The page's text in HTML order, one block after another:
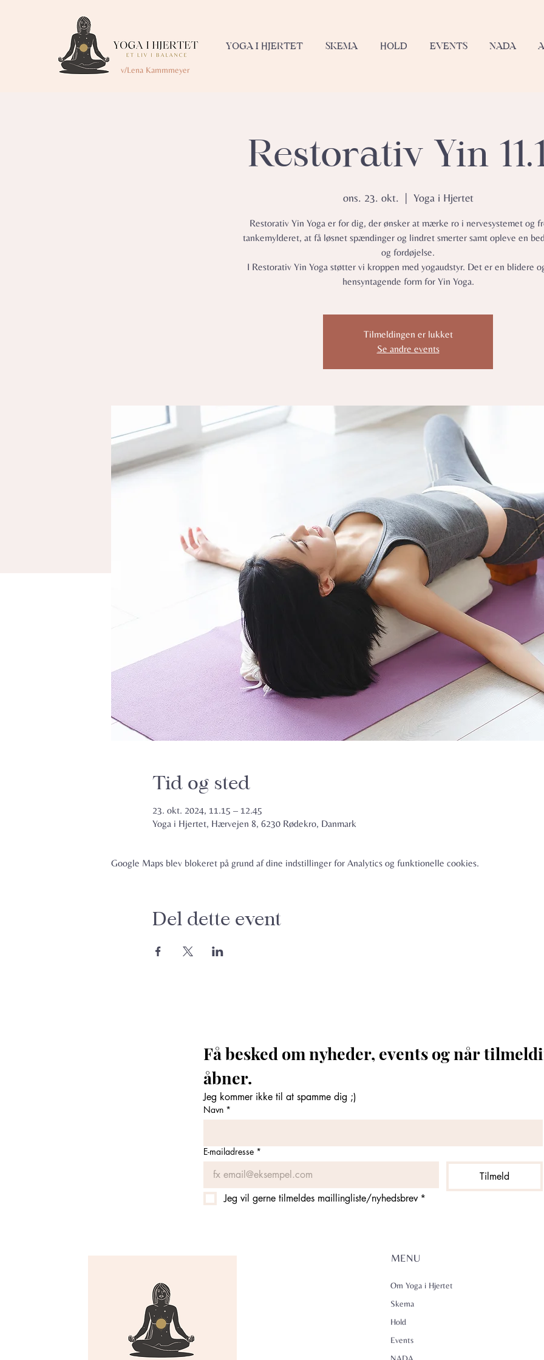
v/Lena Kammmeyer
YOGA I HJERTET SKEMA HOLD EVENTS NADA
Restorativ Yin
ons. 23. okt. Yoga i Hjertet
Restorativ Yin Yoga er for dig, der ønsker at mærke ro i nervesystemet og
tankemylderet, at få løsnet spændinger og lindret smerter samt opleve en
og fordøjelse.
I Restorativ Yin Yoga støtter vi kroppen med yogaudstyr. Det er en blidere
hensyntagende form for Yin Yoga.
Tilmeldingen er lukket
Se andre events
Tid og sted
23. okt. 2024, 11.15 – 12.45
Yoga i Hjertet, Hærvejen 8, 6230 Rødekro, Danmark
Google Maps blev blokeret på grund af dine indstillinger for Analytics og funktionelle cookies.
Del dette event
Få besked om nyheder, events og når
Jeg kommer ikke til at spamme dig ;)
Navn *
E-mailadresse *
Tilmeld
Jeg vil gerne tilmeldes maillingliste/nyhedsbrev *
MENU
Om Yoga i Hjertet
Skema
Hold
Events